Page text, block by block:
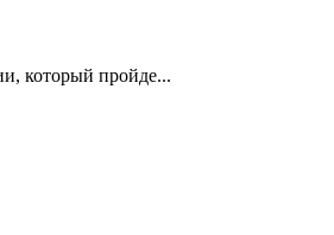
который пройде...